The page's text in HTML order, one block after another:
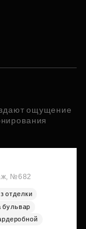
ощущение
№682
отделки
бульвар